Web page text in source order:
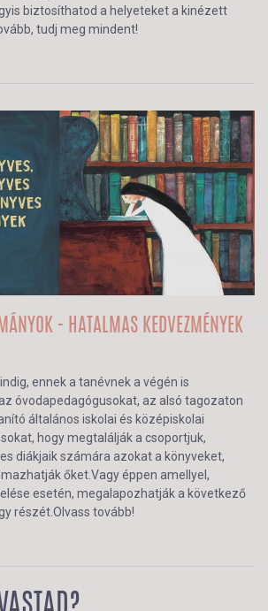
biztosíthatod a helyeteket a kinézett
tudj meg mindent!
- HATALMAS KEDVEZMÉNYEK
ennek a tanévnek a végén is
óvodapedagógusokat, az alsó tagozaton
általános iskolai és középiskolai
hogy megtalálják a csoportjuk,
diákjaik számára azokat a könyveket,
őket.Vagy éppen amellyel,
esetén, megalapozhatják a következő
részét.Olvass tovább!